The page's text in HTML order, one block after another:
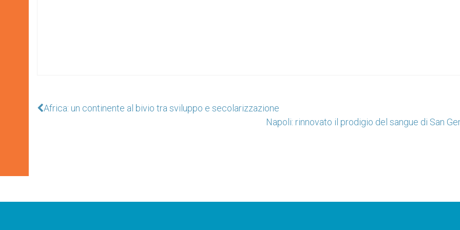
Africa: un continente al bivio tra sviluppo e secolarizzazione
Napoli: rinnovato il prodigio del sangue di San